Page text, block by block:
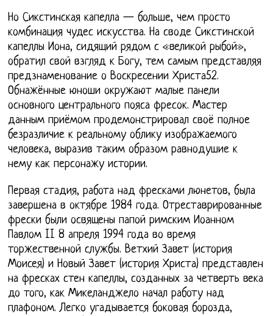
Но Сикстинская капелла — больше, чем просто
комбинация чудес искусства. На своде Сикстинской
капеллы Иона, сидящий рядом с «великой рыбой»,
обратил свой взгляд к Богу, тем самым представляя
предзнаменование о Воскресении Христа52.
Обнажённые юноши окружают малые панели
основного центрального пояса фресок. Мастер
данным приёмом продемонстрировал своё полное
безразличие к реальному облику изображаемого
человека, выразив таким образом равнодушие к
нему как персонажу истории.
Первая стадия, работа над фресками люнетов, была
завершена в октябре 1984 года. Отреставрированные
фрески были освящены папой римским Иоанном
Павлом II 8 апреля 1994 года во время
торжественной службы. Ветхий Завет (история
Моисея) и Новый Завет (история Христа) представлен
на фресках стен капеллы, созданных за четверть века
до того, как Микеланджело начал работу над
плафоном. Легко угадывается боковая борозда,